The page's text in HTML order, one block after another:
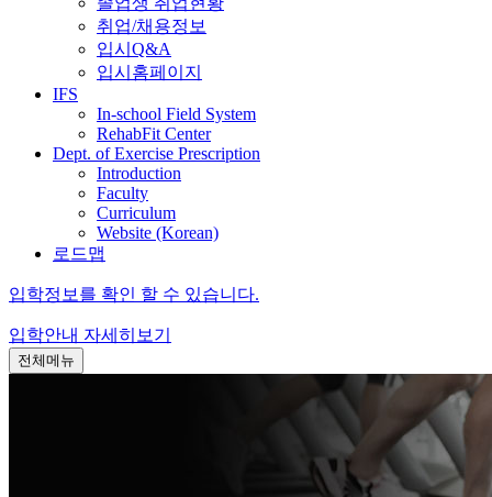
취업/채용정보
입시Q&A
입시홈페이지
IFS
In-school Field System
RehabFit Center
Dept. of Exercise Prescription
Introduction
Faculty
Curriculum
Website (Korean)
로드맵
입학정보를 확인 할 수 있습니다.
입학안내 자세히보기
전체메뉴